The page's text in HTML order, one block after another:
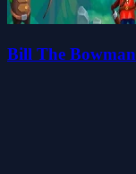
Bill The Bowman